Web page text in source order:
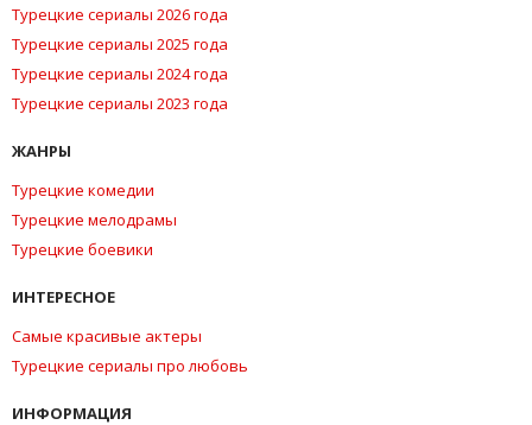
Турецкие сериалы 2026 года
Турецкие сериалы 2025 года
Турецкие сериалы 2024 года
Турецкие сериалы 2023 года
ЖАНРЫ
Турецкие комедии
Турецкие мелодрамы
Турецкие боевики
ИНТЕРЕСНОЕ
Самые красивые актеры
Турецкие сериалы про любовь
ИНФОРМАЦИЯ